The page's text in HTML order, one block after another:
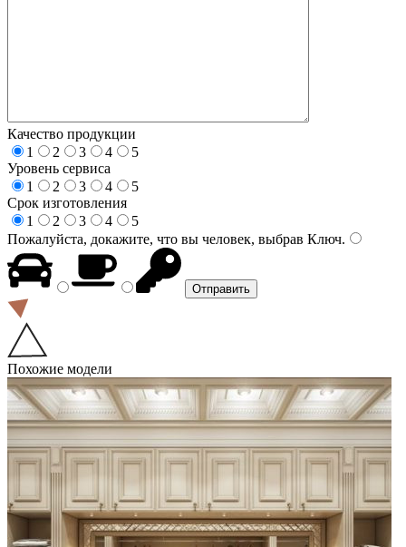
Качество продукции
1
2 3 4
5
Уровень сервиса
1
2 3 4
5
Срок изготовления
1
2 3 4
5
Пожалуйста, докажите, что вы человек, выбрав Ключ.
Похожие модели